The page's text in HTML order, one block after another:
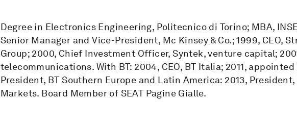
Degree in Electronics Engineering, Politecnico di Torino; MBA,
Senior Manager and Vice-President, Mc Kinsey & Co.; 1999, CEO,
Group; 2000, Chief Investment Officer, Syntek, venture capital;
telecommunications. With BT: 2004, CEO, BT Italia; 2011,
President, BT Southern Europe and Latin America: 2013, President,
Markets. Board Member of SEAT Pagine Gialle.